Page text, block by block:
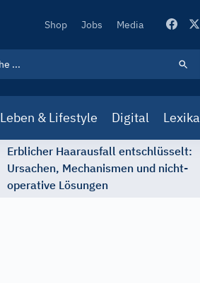
Secondary
Shop Jobs Media
Leben & Lifestyle Digital Lexika
Erblicher Haarausfall entschlüsselt:
Ursachen, Mechanismen und nicht-
operative Lösungen